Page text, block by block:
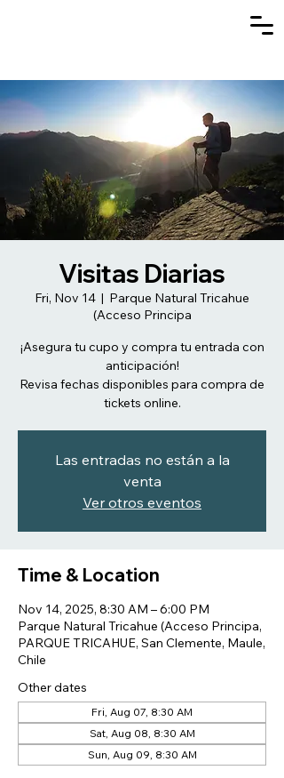
Visitas Diarias
Fri, Nov 14
  |
Parque Natural Tricahue
(Acceso Principa
¡Asegura tu cupo y compra tu entrada con
anticipación!
Revisa fechas disponibles para compra de
tickets online.
Las entradas no están a la
venta
Ver otros eventos
Time & Location
Nov 14, 2025, 8:30 AM – 6:00 PM
Parque Natural Tricahue (Acceso Principa,
PARQUE TRICAHUE, San Clemente, Maule,
Chile
Other dates
Fri, Aug 07, 8:30 AM
Sat, Aug 08, 8:30 AM
Sun, Aug 09, 8:30 AM